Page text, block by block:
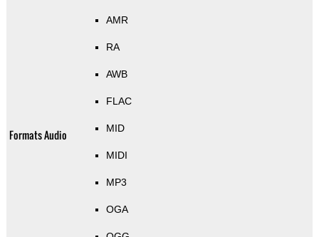
Formats Audio
AMR
RA
AWB
FLAC
MID
MIDI
MP3
OGA